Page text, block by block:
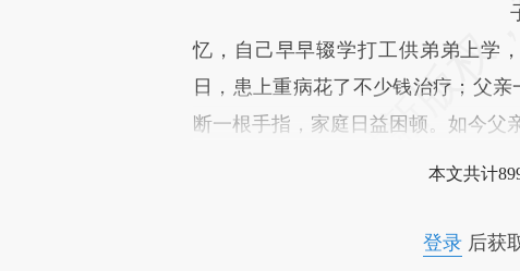
忆，自己早早辍学打工供弟弟上学
日，患上重病花了不少钱治疗；父
断一根手指，家庭日益困顿。如今父
本文共计
登录后获